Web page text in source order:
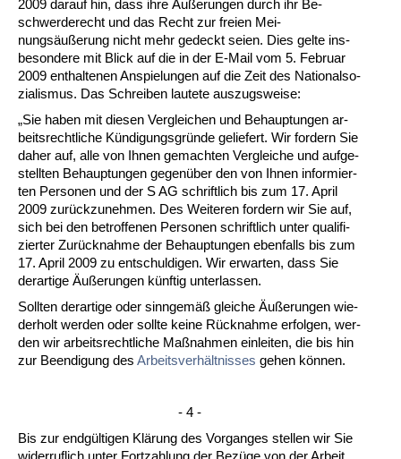
2009 dar­auf hin, dass ih­re Äußerun­gen durch ihr Be­
schwer­de­recht und das Recht zur frei­en Mei­
nungsäußerung nicht mehr ge­deckt sei­en. Dies gel­te ins­
be­son­de­re mit Blick auf die in der E-Mail vom 5. Fe­bru­ar
2009 ent­hal­te­nen An­spie­lun­gen auf die Zeit des Na­tio­nal­so­
zia­lis­mus. Das Schrei­ben lau­te­te aus­zugs­wei­se:
„Sie ha­ben mit die­sen Ver­glei­chen und Be­haup­tun­gen ar­
beits­recht­li­che Kündi­gungs­gründe ge­lie­fert. Wir for­dern Sie
da­her auf, al­le von Ih­nen ge­mach­ten Ver­glei­che und auf­ge­
stell­ten Be­haup­tun­gen ge­genüber den von Ih­nen in­for­mier­
ten Per­so­nen und der S AG schrift­lich bis zum 17. April
2009 zurück­zu­neh­men. Des Wei­te­ren for­dern wir Sie auf,
sich bei den be­trof­fe­nen Per­so­nen schrift­lich un­ter qua­li­fi­
zier­ter Zurück­nah­me der Be­haup­tun­gen eben­falls bis zum
17. April 2009 zu ent­schul­di­gen. Wir er­war­ten, dass Sie
der­ar­ti­ge Äußerun­gen künf­tig un­ter­las­sen.
Soll­ten der­ar­ti­ge oder sinn­gemäß glei­che Äußerun­gen wie­
der­holt wer­den oder soll­te kei­ne Rück­nah­me er­fol­gen, wer­
den wir ar­beits­recht­li­che Maßnah­men ein­lei­ten, die bis hin
zur Be­en­di­gung des Ar­beits­verhält­nis­ses ge­hen kön­nen.
- 4 -
Bis zur endgülti­gen Klärung des Vor­gan­ges stel­len wir Sie